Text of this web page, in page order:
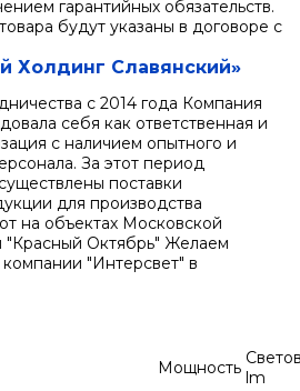
гарантийных обязательств.
будут указаны в договоре с
Холдинг Славянский»
с 2014 года Компания
себя как ответственная и
с наличием опытного и
За этот период
поставки
для производства
на объектах Московской
"Красный Октябрь" Желаем
"Интерсвет" в
Мощность lm